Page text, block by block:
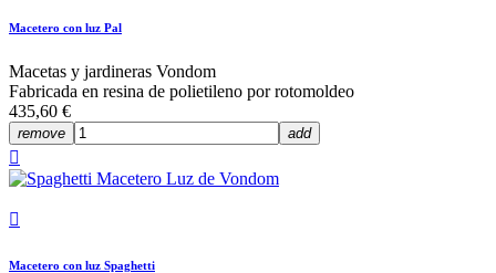
Macetero con luz Pal
Macetas y jardineras Vondom
Fabricada en resina de polietileno por rotomoldeo
435,60 €
remove add


Macetero con luz Spaghetti